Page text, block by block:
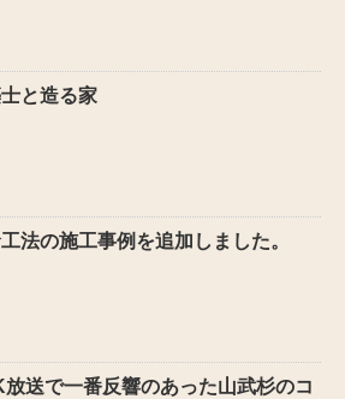
と造る家
法の施工事例を追加しました。
放送で一番反響のあった山武杉のコ